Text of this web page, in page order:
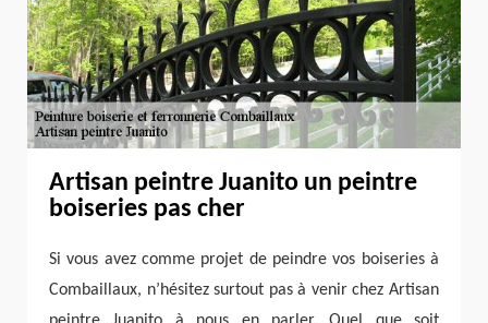
Artisan peintre Juanito un peintre
boiseries pas cher
Si vous avez comme projet de peindre vos boiseries à
Combaillaux, n’hésitez surtout pas à venir chez Artisan